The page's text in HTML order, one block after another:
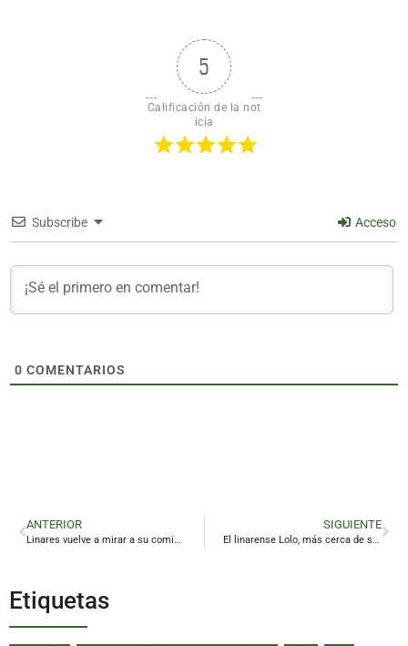
5
Calificación de la not
icia
Subscribe Acceso
0 COMENTARIOS
ANTERIOR
Linares vuelve a mirar a su comisaría
SIGUIENTE
El linarense Lolo, más cerca de ser patrón de los periodistas españoles
Etiquetas